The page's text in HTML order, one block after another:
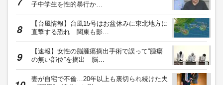
子中学生を性的暴行か…
【台風情報】台風15号はお盆休みに東北地方に
直撃する恐れ 関東も影…
【速報】女性の脳腫瘍摘出手術で誤って“腫瘍
の無い部位”を摘出 脳…
妻が自宅で不倫…20年以上も裏切られ続けた夫